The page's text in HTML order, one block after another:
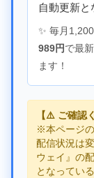
自動更新と
✨ 毎月
989円で最
ます！
【⚠️ ご確認
※本ページ
配信状況は
ウェイ』の
となってい